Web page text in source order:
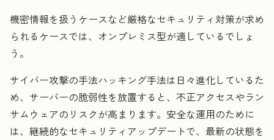
機密情報を扱うケースなど厳格なセキュリティ対策が求め
られるケースでは、オンプレミス型が適しているでしょ
う。
サイバー攻撃の手法ハッキング手法は日々進化しているた
め、サーバーの脆弱性を放置すると、不正アクセスやラン
サムウェアのリスクが高まります。安全な運用のために
は、継続的なセキュリティアップデートで、最新の状態を